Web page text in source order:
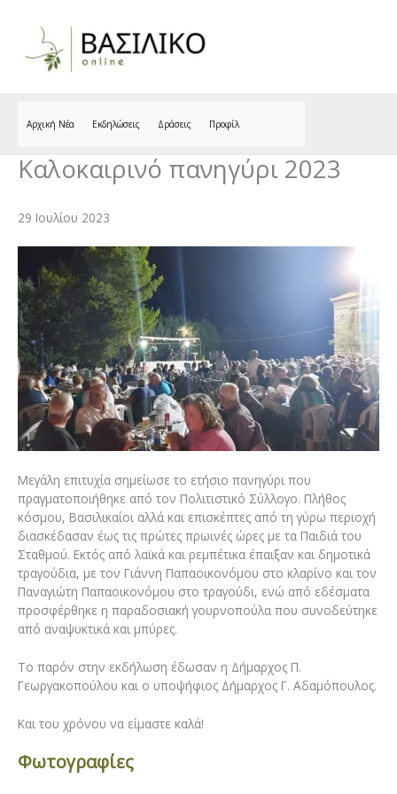
Αρχική Νέα Εκδηλώσεις Δράσεις Προφίλ
Καλοκαιρινό πανηγύρι 2023
29 Ιουλίου 2023
Μεγάλη επιτυχία σημείωσε το ετήσιο πανηγύρι που
πραγματοποιήθηκε από τον Πολιτιστικό Σύλλογο. Πλήθος
κόσμου, Βασιλικαίοι αλλά και επισκέπτες από τη γύρω περιοχή
διασκέδασαν έως τις πρώτες πρωινές ώρες με τα Παιδιά του
Σταθμού. Εκτός από λαϊκά και ρεμπέτικα έπαιξαν και δημοτικά
τραγούδια, με τον Γιάννη Παπαοικονόμου στο κλαρίνο και τον
Παναγιώτη Παπαοικονόμου στο τραγούδι, ενώ από εδέσματα
προσφέρθηκε η παραδοσιακή γουρνοπούλα που συνοδεύτηκε
από αναψυκτικά και μπύρες.
Το παρόν στην εκδήλωση έδωσαν η Δήμαρχος Π.
Γεωργακοπούλου και ο υποψήφιος Δήμαρχος Γ. Αδαμόπουλος.
Και του χρόνου να είμαστε καλά!
Φωτογραφίες